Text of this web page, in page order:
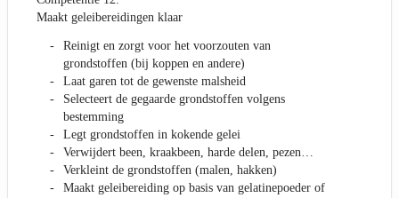
Maakt geleibereidingen klaar
Reinigt en zorgt voor het voorzouten van
grondstoffen (bij koppen en andere)
Laat garen tot de gewenste malsheid
Selecteert de gegaarde grondstoffen volgens
bestemming
Legt grondstoffen in kokende gelei
Verwijdert been, kraakbeen, harde delen, pezen…
Verkleint de grondstoffen (malen, hakken)
Maakt geleibereiding op basis van gelatinepoeder of